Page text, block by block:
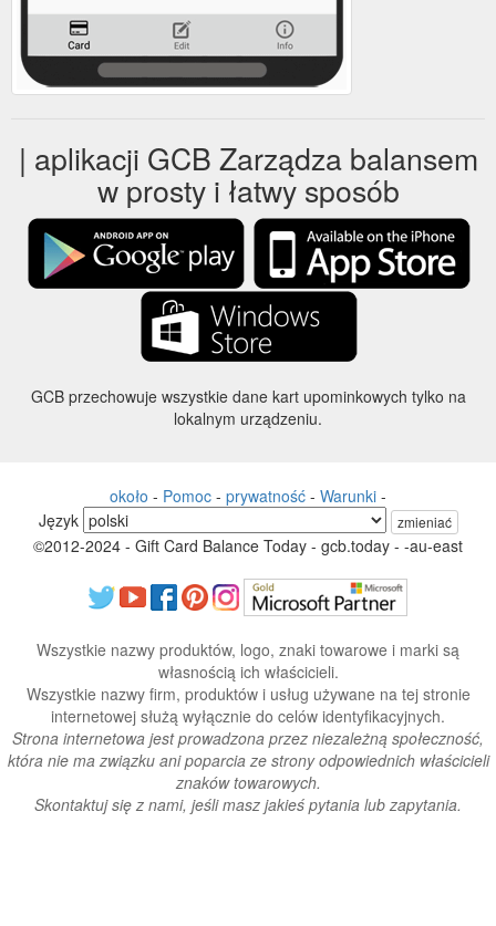
| aplikacji GCB Zarządza balansem
w prosty i łatwy sposób
GCB przechowuje wszystkie dane kart upominkowych tylko na
lokalnym urządzeniu.
około - Pomoc - prywatność - Warunki -
Język
zmieniać
©2012-2024 - Gift Card Balance Today - gcb.today - -au-east
Wszystkie nazwy produktów, logo, znaki towarowe i marki są
własnością ich właścicieli.
Wszystkie nazwy firm, produktów i usług używane na tej stronie
internetowej służą wyłącznie do celów identyfikacyjnych.
Strona internetowa jest prowadzona przez niezależną społeczność,
która nie ma związku ani poparcia ze strony odpowiednich właścicieli
znaków towarowych.
Skontaktuj się z nami, jeśli masz jakieś pytania lub zapytania.